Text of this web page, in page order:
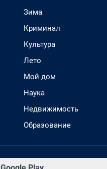
Зима
Криминал
Культура
Лето
Мой дом
Наука
Недвижимость
Образование